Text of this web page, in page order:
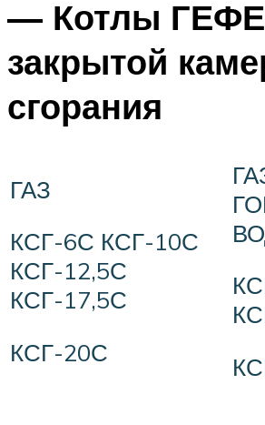
— Котлы
закрытой
сгорания
ГАЗ
КСГ-6С КСГ-10С
КСГ-12,5С
КСГ-17,5С
КСГ-20С